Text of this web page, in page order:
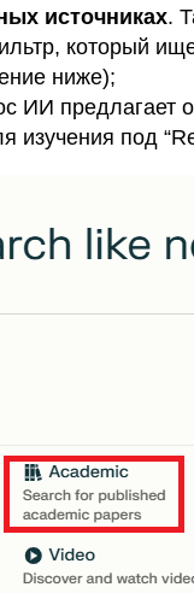
источниках.
который
ниже);
ИИ предлагает
изучения под